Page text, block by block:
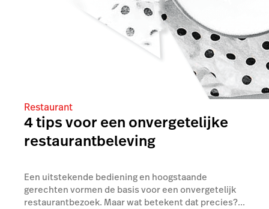
Restaurant
4 tips voor een onvergetelijke
restaurantbeleving
Een uitstekende bediening en hoogstaande
gerechten vormen de basis voor een onvergetelijk
restaurantbezoek. Maar wat betekent dat precies?...